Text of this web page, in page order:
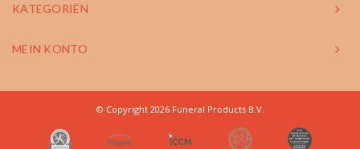
KATEGORIËN
MEIN KONTO
© Copyright 2026 Funeral Products B.V.